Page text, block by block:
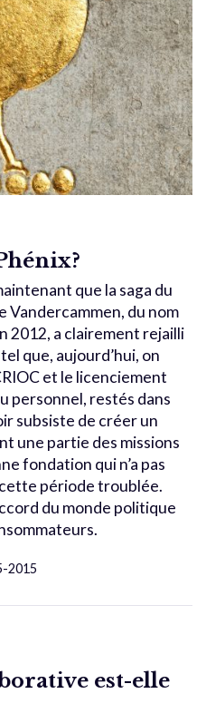
que la saga du
Vandercammen, du nom
2012, a clairement rejailli
que, aujourd’hui, on
et le licenciement
personnel, restés dans
subsiste de créer un
une partie des missions
fondation qui n’a pas
période troublée.
du monde politique
2015
est-elle